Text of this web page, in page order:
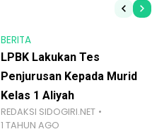
BERITA
LPBK Lakukan Tes
Penjurusan Kepada Murid
Kelas 1 Aliyah
REDAKSI SIDOGIRI.NET
1 TAHUN AGO